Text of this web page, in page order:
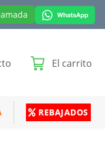
El carrito
REBAJADOS